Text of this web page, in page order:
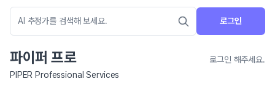
로그인
파이퍼 프로
로그인 해주세요.
PIPER Professional Services